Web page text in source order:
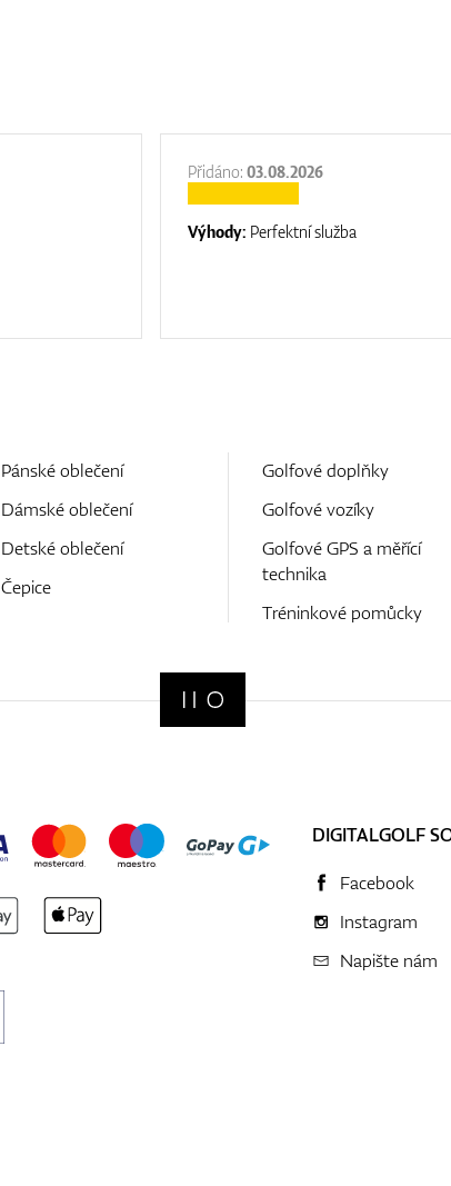
Přidáno:03.08.2026
Výhody: Perfektní služba
Pánské oblečení
Dámské oblečení
Detské oblečení
Čepice
Golfové doplňky
Golfové vozíky
Golfové GPS a měřící
technika
Tréninkové pomůcky
DIGITALGOLF
Facebook
Instagram
Napište nám